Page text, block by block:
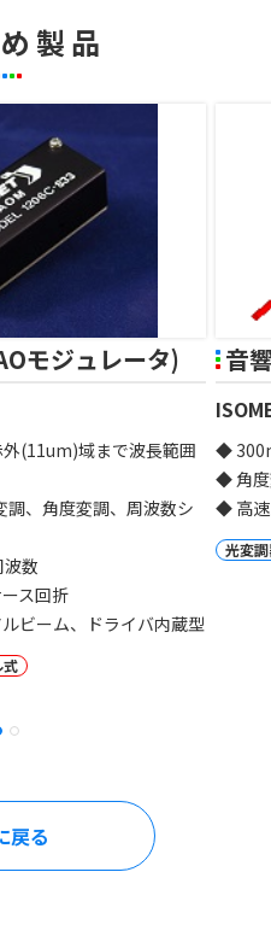
製品
モジュレータ)
(11um)域まで波長範囲
、角度変調、周波数シ
数
ス回折
ビーム、ドライバ内蔵型
式
音
◆
◆ 角度
◆ 高速
光変
戻る